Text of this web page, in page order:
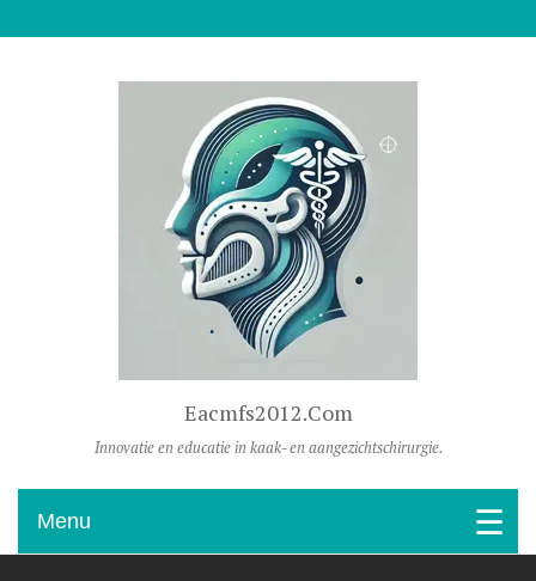
Eacmfs2012.com
Innovatie en educatie in kaak- en aangezichtschirurgie.
Menu